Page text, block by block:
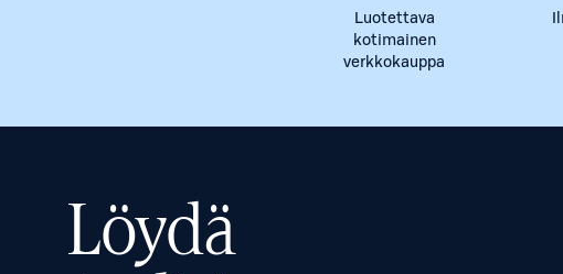
Luotettava
kotimainen
verkkokauppa
Löydä